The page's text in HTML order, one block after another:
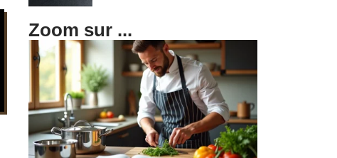
Zoom sur ...